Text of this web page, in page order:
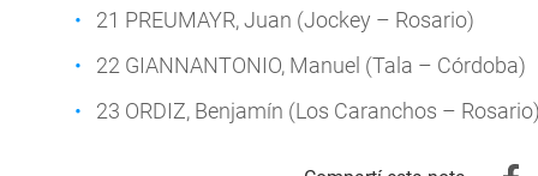
21 PREUMAYR, Juan (Jockey – Rosario)
22 GIANNANTONIO, Manuel (Tala – Córdoba)
23 ORDIZ, Benjamín (Los Caranchos –